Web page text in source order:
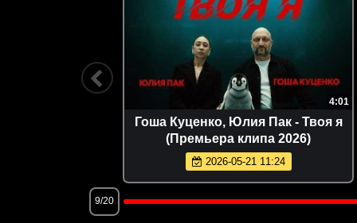
4:01
Гоша Куценко, Юлия Пак - Твоя я
(Премьера клипа 2026)
2026-05-21 11:24
9/20